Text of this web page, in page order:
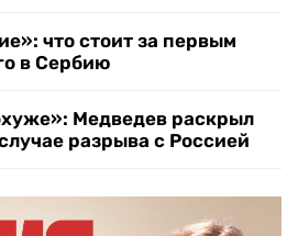
что стоит за первым
в Сербию
Медведев раскрыл
разрыва с Россией